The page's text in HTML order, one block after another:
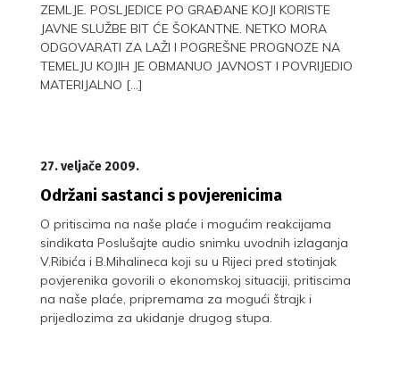
ZEMLJE. POSLJEDICE PO GRAĐANE KOJI KORISTE
JAVNE SLUŽBE BIT ĆE ŠOKANTNE. NETKO MORA
ODGOVARATI ZA LAŽI I POGREŠNE PROGNOZE NA
TEMELJU KOJIH JE OBMANUO JAVNOST I POVRIJEDIO
MATERIJALNO […]
27. veljače 2009.
Održani sastanci s povjerenicima
O pritiscima na naše plaće i mogućim reakcijama
sindikata Poslušajte audio snimku uvodnih izlaganja
V.Ribića i B.Mihalineca koji su u Rijeci pred stotinjak
povjerenika govorili o ekonomskoj situaciji, pritiscima
na naše plaće, pripremama za mogući štrajk i
prijedlozima za ukidanje drugog stupa.